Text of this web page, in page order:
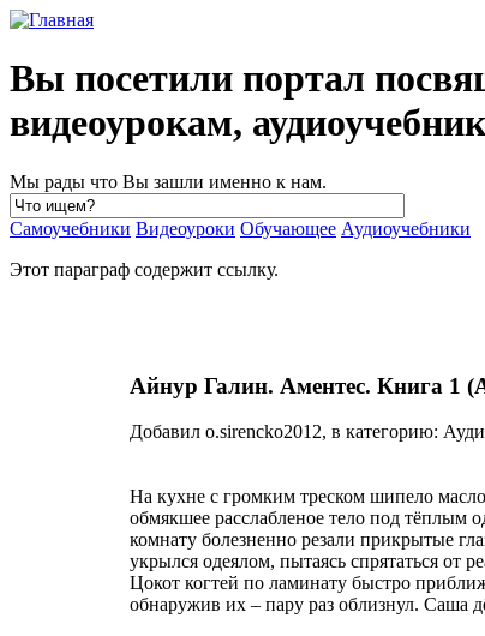
Вы посетили портал
видеоурокам,
Мы рады что Вы зашли именно к нам.
Самоучебники Видеоуроки Обучающее Аудиоучебники
Этот параграф содержит ссылку.
Айнур Галин. Аментес. Книга 1
Добавил o.sirencko2012, в категорию:
На кухне с громким треском шипело
обмякшее расслабленое тело под тёплым
комнату болезненно резали прикрытые
укрылся одеялом, пытаясь спрятаться от
Цокот когтей по ламинату быстро
обнаружив их – пару раз облизнул. Саша